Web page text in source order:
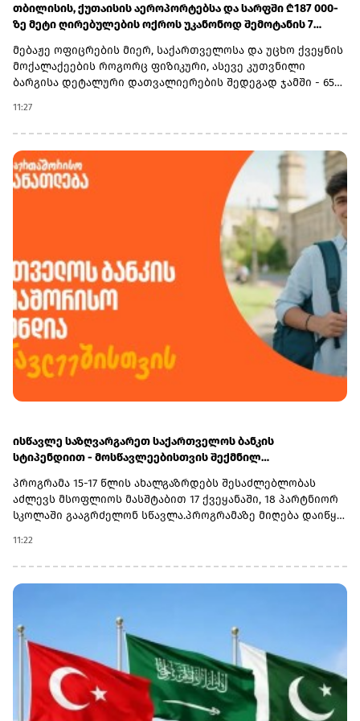
თბილისის, ქუთაისის აეროპორტებსა და სარფში ₾187 000-
ზე მეტი ღირებულების ოქროს უკანონოდ შემოტანის 7
მებაჟე ოფიცრების მიერ, საქართველოსა და უცხო ქვეყნის
მოქალაქეების როგორც ფიზიკური, ასევე კუთვნილი
ბარგისა დეტალური დათვალიერების შედეგად ჯამში - 652
საქონლის საერთო საბაჟო ღირებულებამ ჯამში 187 796
ლარი შეადგინა.3 კანონდამრღვევი მოქალაქის მიმართ,
საქმის მასალები შემდგომი რეაგირების მიზნით,
საქართველოს ფინანსთა სამინისტროს საგამოძიებო
სამსახურს გადაეგზავნა, ხოლო 4 პირი საბაჟო კოდექსის
168-ე მუხლის პირველი ნაწილის შესაბამისად სანქციის
სახით ჯამში - 36 205 ლარით დაჯარიმდა.
11:27
ისწავლე საზღვარგარეთ საქართველოს ბანკის
სტიპენდიით - მოსწავლეებისთვის შექმნილ
პროგრამა 15-17 წლის ახალგაზრდებს შესაძლებლობას
აძლევს მსოფლიოს მასშტაბით 17 ქვეყანაში, 18 პარტნიორ
სკოლაში გააგრძელონ სწავლა.პროგრამაზე მიღება დაიწყო
მსოფლიო სკოლები (UWC) წარმოადგენს საერთაშორისო
საგანმანათლებლო მოძრაობას ახალგაზრდებისთვის,
სხვადასხვა ერისა და კულტურის დასაახლოებლად და ამ
გზით შეუწყოს ხელი მშვიდობიანი და მდგრადი მომავლის
შექმნას. UWC მსოფლიოს სხვადასხვა კონტინენტის 18
საერთაშორისო სკოლასა და კოლეჯს აერთიანებს.
პროგრამის ფარგლებში სწავლება მიმდინარეობს 17
სხვადასხვა ქვეყანაში, მათ შორის − კანადაში, აშშ-ში,
ჩინეთში, იაპონიაში, ტაილანდში, გერმანიასა და
11:22